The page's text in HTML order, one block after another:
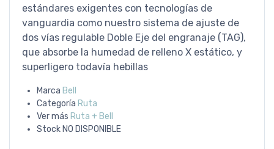
estándares exigentes con tecnologías de
vanguardia como nuestro sistema de ajuste de
dos vías regulable Doble Eje del engranaje (TAG),
que absorbe la humedad de relleno X estático, y
superligero todavía hebillas
Marca Bell
Categoría Ruta
Ver más Ruta + Bell
Stock NO DISPONIBLE